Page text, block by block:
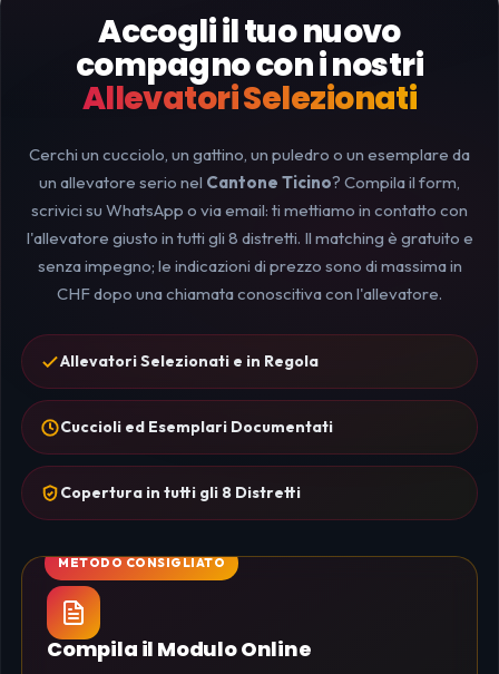
Accogli il tuo nuovo
compagno con i nostri
Allevatori Selezionati
Cerchi un cucciolo, un gattino, un puledro o un esemplare da
un allevatore serio nel Cantone Ticino? Compila il form,
scrivici su WhatsApp o via email: ti mettiamo in contatto con
l'allevatore giusto in tutti gli 8 distretti. Il matching è gratuito e
senza impegno; le indicazioni di prezzo sono di massima in
CHF dopo una chiamata conoscitiva con l'allevatore.
Allevatori Selezionati e in Regola
Cuccioli ed Esemplari Documentati
Copertura in tutti gli 8 Distretti
Compila il Modulo Online